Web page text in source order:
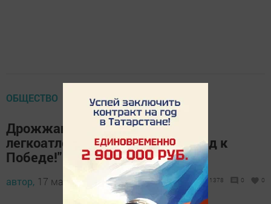
ОБЩЕСТВО
Дрожжановцы выйдут на
легкоатлетический забег "Вперед к
Победе!"
автор, 17 мая 2017 - 10:02 1378 0 0